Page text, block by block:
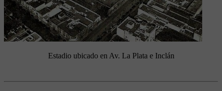
Estadio ubicado en Av. La Plata e Inclán